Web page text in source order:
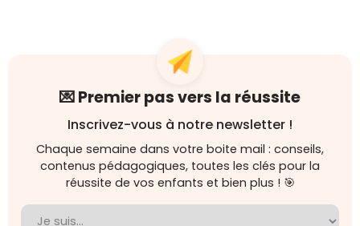
💌 Premier pas vers la réussite
Inscrivez-vous à notre newsletter !
Chaque semaine dans votre boite mail : conseils,
contenus pédagogiques, toutes les clés pour la
réussite de vos enfants et bien plus ! 🎯